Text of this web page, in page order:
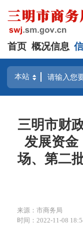
首页 概况信息
三明市财
发展资金
场、第二
来源：市商务局
时间：2022-11-08